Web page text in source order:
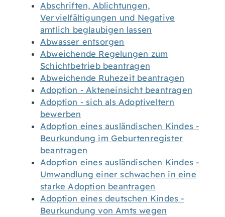
Abschriften, Ablichtungen,
Vervielfältigungen und Negative
amtlich beglaubigen lassen
Abwasser entsorgen
Abweichende Regelungen zum
Schichtbetrieb beantragen
Abweichende Ruhezeit beantragen
Adoption - Akteneinsicht beantragen
Adoption - sich als Adoptiveltern
bewerben
Adoption eines ausländischen Kindes -
Beurkundung im Geburtenregister
beantragen
Adoption eines ausländischen Kindes -
Umwandlung einer schwachen in eine
starke Adoption beantragen
Adoption eines deutschen Kindes -
Beurkundung von Amts wegen